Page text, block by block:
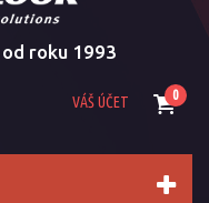
od roku 1993
0
VÁŠ ÚČET